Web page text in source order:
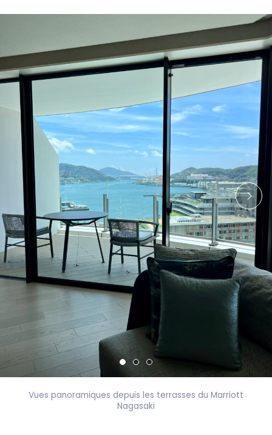
Vues panoramiques depuis les terrasses du Marriott
Nagasaki